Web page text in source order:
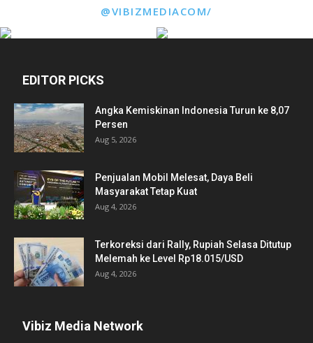
@VIBIZMEDIACOM/
EDITOR PICKS
Angka Kemiskinan Indonesia Turun ke 8,07
Persen
Aug 5, 2026
Penjualan Mobil Melesat, Daya Beli
Masyarakat Tetap Kuat
Aug 4, 2026
Terkoreksi dari Rally, Rupiah Selasa Ditutup
Melemah ke Level Rp18.015/USD
Aug 4, 2026
Vibiz Media Network